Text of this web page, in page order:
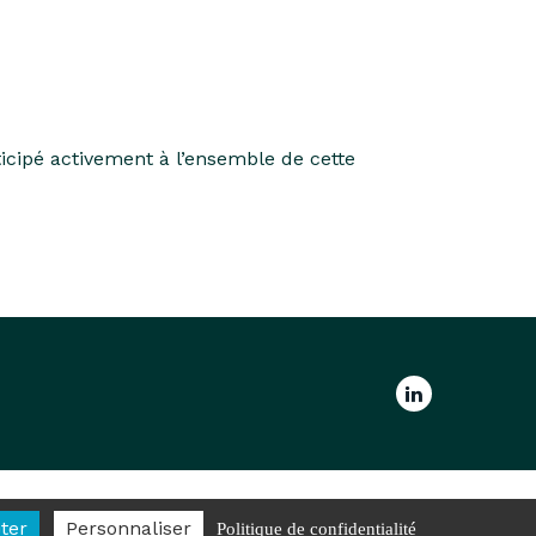
activement à l’ensemble de cette
Personnaliser Politique de confidentialité